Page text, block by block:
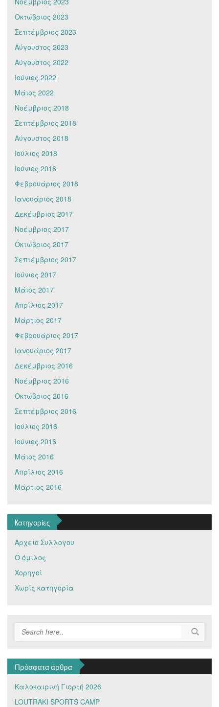
Οκτώβριος 2023
Σεπτέμβριος 2023
Αύγουστος 2023
Αύγουστος 2022
Ιούνιος 2022
Μάιος 2022
Νοέμβριος 2018
Σεπτέμβριος 2018
Αύγουστος 2018
Ιούλιος 2018
Ιούνιος 2018
Φεβρουάριος 2018
Ιανουάριος 2018
Δεκέμβριος 2017
Νοέμβριος 2017
Οκτώβριος 2017
Σεπτέμβριος 2017
Ιούνιος 2017
Μάιος 2017
Απρίλιος 2017
Μάρτιος 2017
Φεβρουάριος 2017
Ιανουάριος 2017
Δεκέμβριος 2016
Νοέμβριος 2016
Οκτώβριος 2016
Σεπτέμβριος 2016
Ιούλιος 2016
Ιούνιος 2016
Μάιος 2016
Απρίλιος 2016
Μάρτιος 2016
Kατηγορίες
Αρχείο Συλλογου
Ο όμιλος
Χορηγοί
Χωρίς κατηγορία
Πρόσφατα άρθρα
Καλοκαιρινή Γιορτή 2026
LOUTRAKI SPORTS CAMP